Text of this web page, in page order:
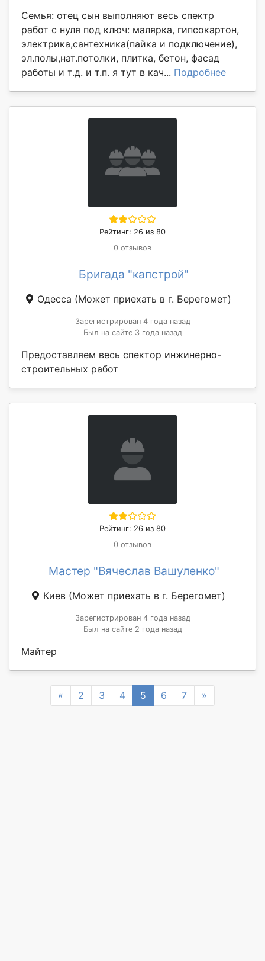
Семья: отец сын выполняют весь спектр
работ с нуля под ключ: малярка, гипсокартон,
электрика,сантехника(пайка и подключение),
эл.полы,нат.потолки, плитка, бетон, фасад
работы и т.д. и т.п. я тут в кач... Подробнее
Рейтинг: 26 из 80
0 отзывов
Бригада "капстрой"
Одесса (Может приехать в г. Берегомет)
Зарегистрирован 4 года назад
Был на сайте 3 года назад
Предоставляем весь спектор инжинерно-
строительных работ
Рейтинг: 26 из 80
0 отзывов
Мастер "Вячеслав Вашуленко"
Киев (Может приехать в г. Берегомет)
Зарегистрирован 4 года назад
Был на сайте 2 года назад
Майтер
« Previous
2 3 4 5 6 7 »